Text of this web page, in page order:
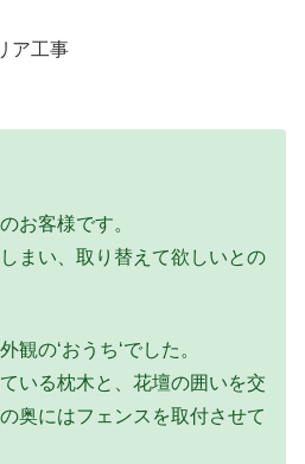
ア工事
お客様です。
まい、取り替えて欲しいとの
観の‘おうち‘でした。
いる枕木と、花壇の囲いを交
奥にはフェンスを取付させて